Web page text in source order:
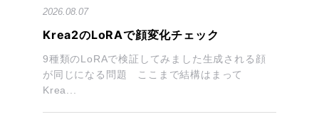
2026.08.07
Krea2のLoRAで顔変化チェック
9種類のLoRAで検証してみました生成される顔
が同じになる問題 ここまで結構はまって
Krea...